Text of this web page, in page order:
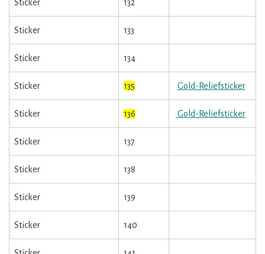
Sticker 132
Sticker 133
Sticker 134
Sticker 135 Gold-Reliefsticker
Sticker 136 Gold-Reliefsticker
Sticker 137
Sticker 138
Sticker 139
Sticker 140